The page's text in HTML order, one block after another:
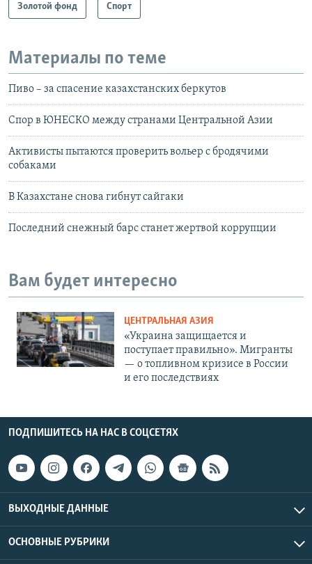
Золотой фонд Спорт
Материалы по теме
Пиво – за спасение казахстанских беркутов
Спор в ЮНЕСКО между странами Центральной Азии
Активисты пытаются проверить вольер с бродячими
собаками
В Казахстане снова гибнут сайгаки
Последний снежный барс станет жертвой коррупции
Вам будет интересно
ЦЕНТРАЛЬНАЯ АЗИЯ
«Украина защищается и
поступает правильно». Мигранты
— о топливном кризисе в России
и его последствиях
ПОДПИШИТЕСЬ НА НАС В СОЦСЕТЯХ
ВЫХОДНЫЕ ДАННЫЕ
ОСНОВНЫЕ РУБРИКИ